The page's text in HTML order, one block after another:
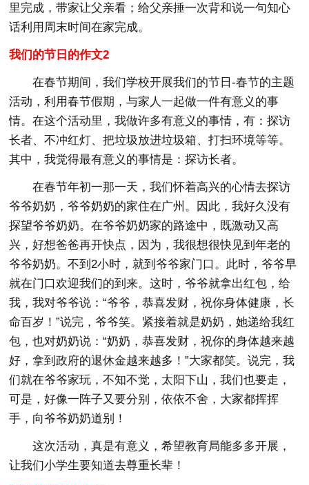
里完成，带家让父亲看；给父亲捶一次背和说一句知心
话利用周末时间在家完成。
我们的节日的作文2
在春节期间，我们学校开展我们的节日-春节的主题
活动，利用春节假期，与家人一起做一件有意义的事
情。在这个活动里，我做许多有意义的事情，有：探访
长者、不冲红灯、把垃圾放进垃圾箱、打扫环境等等。
其中，我觉得最有意义的事情是：探访长者。
在春节年初一那一天，我们怀着高兴的心情去探访
爷爷奶奶，爷爷奶奶的家住在广州。因此，我好久没有
探望爷爷奶奶。在爷爷奶奶家的路途中，既激动又高
兴，好想爸爸再开快点，因为，我很想很快见到年老的
爷爷奶奶。不到2小时，就到爷爷家门口。此时，爷爷早
就在门口欢迎我们的到来。这时，爷爷就拿出红包，给
我，我对爷爷说：“爷爷，恭喜发财，祝你身体健康，长
命百岁！”说完，爷爷笑。紧接着就是奶奶，她递给我红
包，也对奶奶说：“奶奶，恭喜发财，祝你的身体越来越
好，拿到政府的退休金越来越多！”大家都笑。说完，我
们就在爷爷家玩，不知不觉，太阳下山，我们也要走，
可是，好像一阵子又要分别，依依不舍，大家都挥挥
手，向爷爷奶奶道别！
这次活动，真是有意义，希望教育局能多多开展，
让我们小学生要知道去尊重长辈！